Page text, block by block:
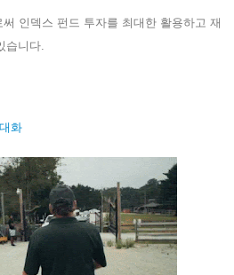
인덱스 펀드 투자를 최대한 활용하고 재
습니다.
화